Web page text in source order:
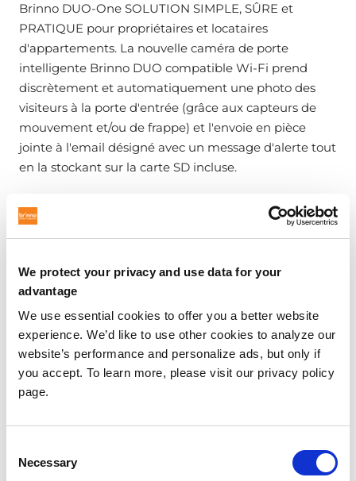
We protect your privacy and use data for your
advantage
We use essential cookies to offer you a better website
experience. We’d like to use other cookies to analyze our
website’s performance and personalize ads, but only if
you accept. To learn more, please visit our privacy policy
page.
Selection
Necessary
Brinno DUO-One SOLUTION SIMPLE, SÛRE et
PRATIQUE pour propriétaires et locataires
d'appartements. La nouvelle caméra de porte
intelligente Brinno DUO compatible Wi-Fi prend
discrètement et automatiquement une photo des
visiteurs à la porte d'entrée (grâce aux capteurs de
mouvement et/ou de frappe) et l'envoie en pièce
jointe à l'email désigné avec un message d'alerte tout
en la stockant sur la carte SD incluse.
Obtenez unpass GRATUIT de 3
jours pour l'exposition
uniquementpour assister à
IBS 2019 :
compléter un court sondage et obtenir un billet